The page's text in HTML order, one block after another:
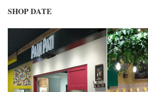
SHOP DATE